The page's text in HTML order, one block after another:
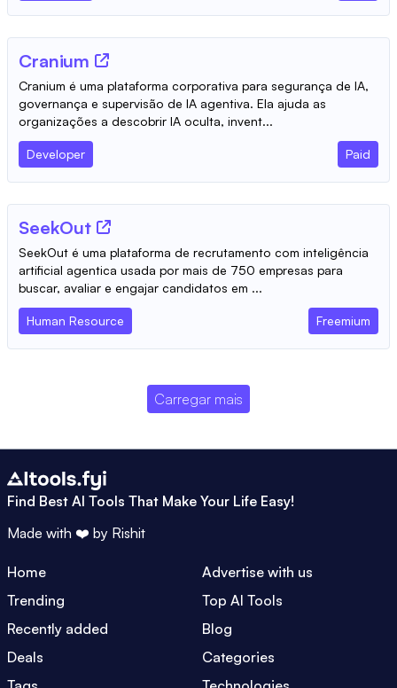
Cranium
Cranium é uma plataforma corporativa para segurança de IA,
governança e supervisão de IA agentiva. Ela ajuda as
organizações a descobrir IA oculta, invent...
Developer Paid
SeekOut
SeekOut é uma plataforma de recrutamento com inteligência
artificial agentica usada por mais de 750 empresas para
buscar, avaliar e engajar candidatos em ...
Human Resource Freemium
Carregar mais
Find Best AI Tools That Make Your Life Easy!
Made with ❤️ by Rishit
Home
Advertise with us
Trending
Top AI Tools
Recently added
Blog
Deals
Categories